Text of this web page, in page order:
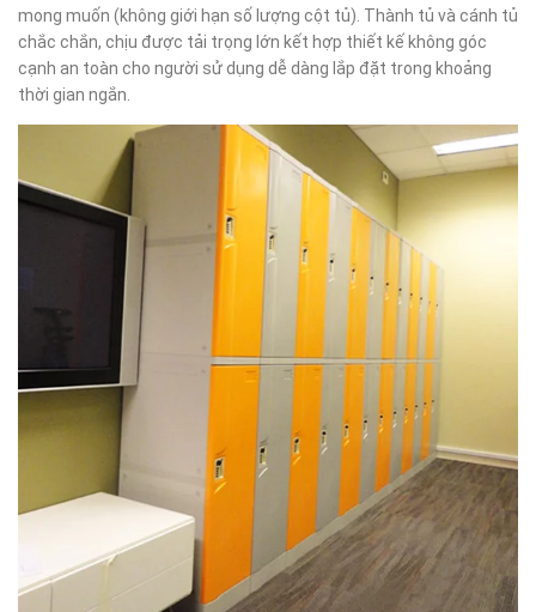
mong muốn (không giới hạn số lượng cột tủ). Thành tủ và cánh tủ
chắc chắn, chịu được tải trọng lớn kết hợp thiết kế không góc
cạnh an toàn cho người sử dụng dễ dàng lắp đặt trong khoảng
thời gian ngắn.